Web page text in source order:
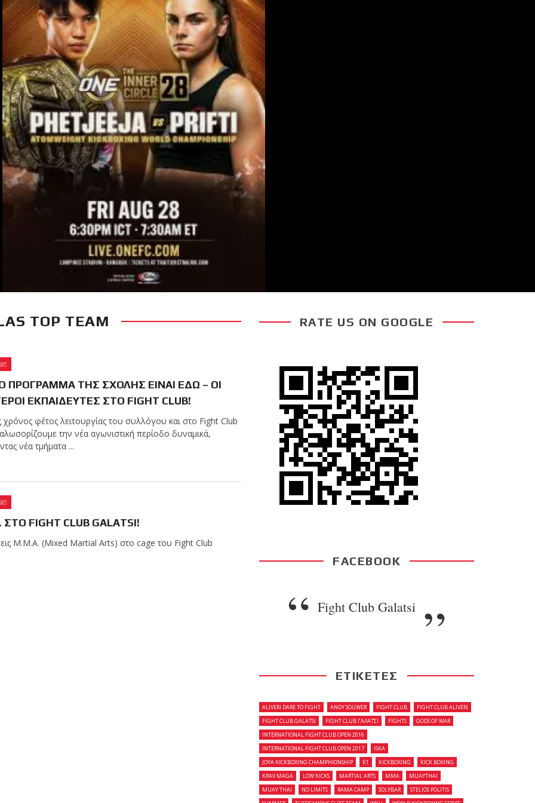
RECENT POSTS
της απέναντι
World
της Sejoy
τις καλοκαιρινές
TOP TEAM
ΠΡΟΓΡΑΜΜΑ ΤΗΣ ΣΧΟΛΗΣ ΕΙΝΑΙ ΕΔΩ – ΟΙ
ΕΚΠΑΙΔΕΥΤΕΣ ΣΤΟ FIGHT CLUB!
χρόνος φέτος λειτουργίας του συλλόγου και στο Fight Club
την νέα αγωνιστική περίοδο δυναμικά,
νέα τμήματα ...
ΣΤΟ FIGHT CLUB GALATSI!
M.M.A. (Mixed Martial Arts) στο cage του Fight Club
RATE US ON GOOGLE
FACEBOOK
Fight Club Galatsi
ΕΤΙΚΕΤΕΣ
ALIVERI DARE TO FIGHT ANDY SOUWER FIGHT CLUB
FIGHT CLUB ALIVERI
FIGHT CLUB GALATSI
FIGHT CLUB ΓΑΛΑΤΣΙ FIGHTS
GODS OF WAR
INTERNATIONAL FIGHT CLUB OPEN 2016
INTERNATIONAL FIGHT CLUB OPEN 2017
ISKA
JOYA KICKBOXING CHAMPHIONSHIP
K1 KICKBOXING
KICK BOXING
KRAV MAGA
LOW KICKS MARTIAL ARTS MMA
MUAYTHAI
MUAY THAI
NO LIMITS RAMA CAMP SOLYBAR
STELIOS POLITIS